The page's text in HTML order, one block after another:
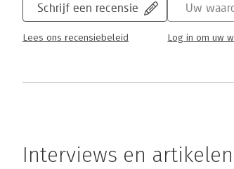
Schrijf een recensie
Lees ons recensiebeleid
Uw
Log in om uw
Interviews en artikelen